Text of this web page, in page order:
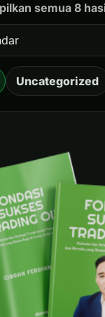
semua 8
Uncategorized